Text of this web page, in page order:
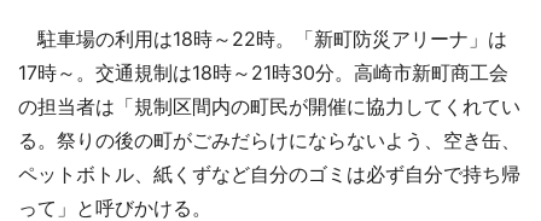
駐車場の利用は18時～22時。「新町防災アリーナ」は
17時～。交通規制は18時～21時30分。高崎市新町商工会
の担当者は「規制区間内の町民が開催に協力してくれてい
る。祭りの後の町がごみだらけにならないよう、空き缶、
ペットボトル、紙くずなど自分のゴミは必ず自分で持ち帰
って」と呼びかける。